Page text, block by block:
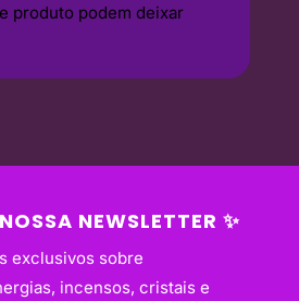
produto podem deixar
NEWSLETTER ✨
exclusivos sobre
incensos, cristais e